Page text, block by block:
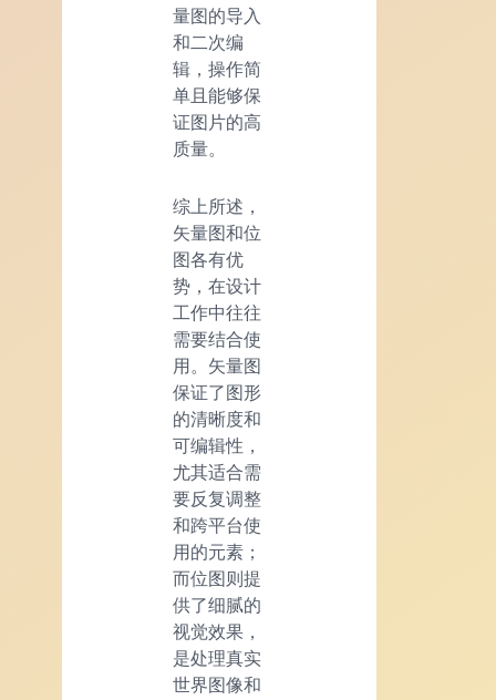
量图的导入
和二次编
辑，操作简
单且能够保
证图片的高
质量。
综上所述，
矢量图和位
图各有优
势，在设计
工作中往往
需要结合使
用。矢量图
保证了图形
的清晰度和
可编辑性，
尤其适合需
要反复调整
和跨平台使
用的元素；
而位图则提
供了细腻的
视觉效果，
是处理真实
世界图像和